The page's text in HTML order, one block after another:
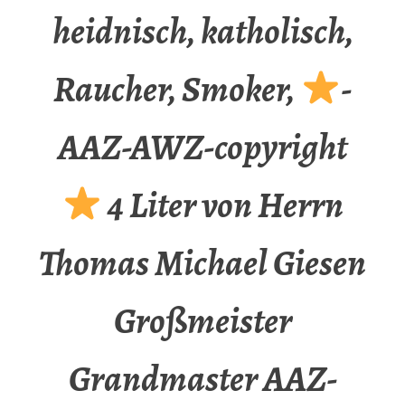
heidnisch, katholisch,
Raucher, Smoker,
-
AAZ-AWZ-copyright
4 Liter von Herrn
Thomas Michael Giesen
Großmeister
Grandmaster AAZ-